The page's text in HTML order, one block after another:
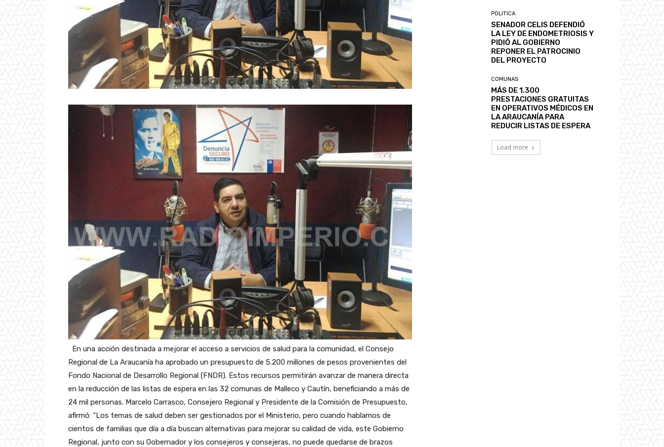
En una acción destinada a mejorar el acceso a servicios de salud para la comunidad, el Consejo
Regional de La Araucanía ha aprobado un presupuesto de 5.200 millones de pesos provenientes del
Fondo Nacional de Desarrollo Regional (FNDR). Estos recursos permitirán avanzar de manera directa
en la reducción de las listas de espera en las 32 comunas de Malleco y Cautín, beneficiando a más de
24 mil personas. Marcelo Carrasco, Consejero Regional y Presidente de la Comisión de Presupuesto,
afirmó: “Los temas de salud deben ser gestionados por el Ministerio, pero cuando hablamos de
cientos de familias que día a día buscan alternativas para mejorar su calidad de vida, este Gobierno
Regional, junto con su Gobernador y los consejeros y consejeras, no puede quedarse de brazos
POLITICA
SENADOR CELIS DEFENDIÓ
LA LEY DE ENDOMETRIOSIS Y
PIDIÓ AL GOBIERNO
REPONER EL PATROCINIO
DEL PROYECTO
COMUNAS
MÁS DE 1.300
PRESTACIONES GRATUITAS
EN OPERATIVOS MÉDICOS EN
LA ARAUCANÍA PARA
REDUCIR LISTAS DE ESPERA
Load more